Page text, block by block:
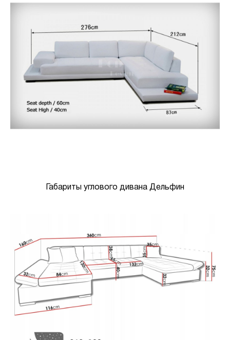
Габариты углового дивана Дельфин